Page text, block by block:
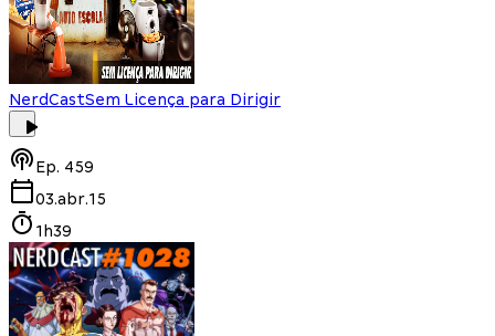
NerdCastSem Licença para Dirigir
Ep. 459
03.abr.15
1h39